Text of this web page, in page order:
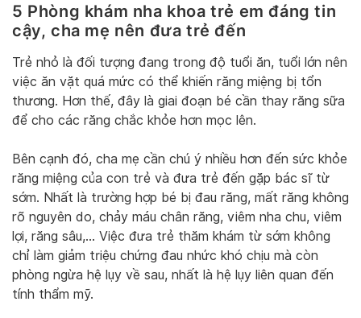
5 Phòng khám nha khoa trẻ em đáng tin
cậy, cha mẹ nên đưa trẻ đến
Trẻ nhỏ là đối tượng đang trong độ tuổi ăn, tuổi lớn nên
việc ăn vặt quá mức có thể khiến răng miệng bị tổn
thương. Hơn thế, đây là giai đoạn bé cần thay răng sữa
để cho các răng chắc khỏe hơn mọc lên.
Bên cạnh đó, cha mẹ cần chú ý nhiều hơn đến sức khỏe
răng miệng của con trẻ và đưa trẻ đến gặp bác sĩ từ
sớm. Nhất là trường hợp bé bị đau răng, mất răng không
rõ nguyên do, chảy máu chân răng, viêm nha chu, viêm
lợi, răng sâu,… Việc đưa trẻ thăm khám từ sớm không
chỉ làm giảm triệu chứng đau nhức khó chịu mà còn
phòng ngừa hệ lụy về sau, nhất là hệ lụy liên quan đến
tính thẩm mỹ.